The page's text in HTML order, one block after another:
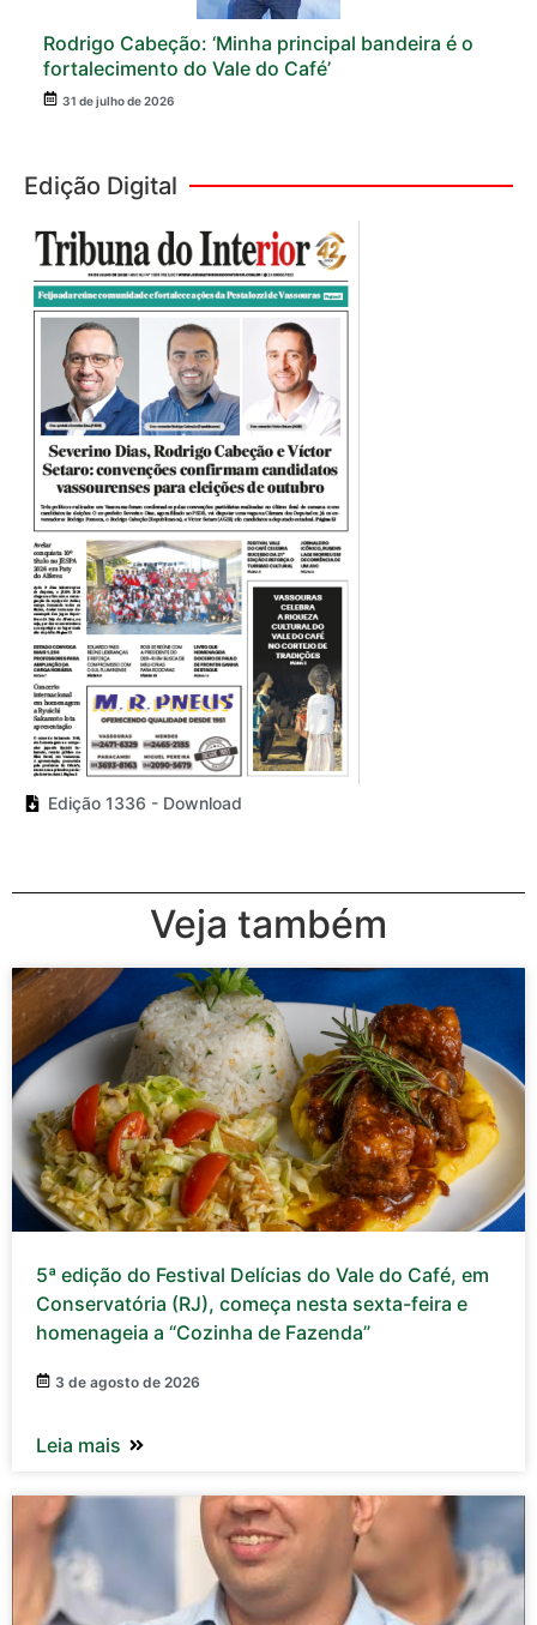
Rodrigo Cabeção: ‘Minha principal bandeira é o
fortalecimento do Vale do Café’
31 de julho de 2026
Edição Digital
Edição 1336 - Download
Veja também
5ª edição do Festival Delícias do Vale do Café, em
Conservatória (RJ), começa nesta sexta-feira e
homenageia a “Cozinha de Fazenda”
3 de agosto de 2026
Leia mais